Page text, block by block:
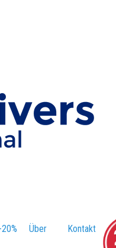
-20% Über– Kontakt–